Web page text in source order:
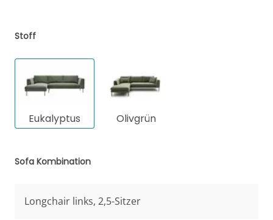
Stoff
Eukalyptus Olivgrün
Sofa Kombination
Longchair links, 2,5-Sitzer